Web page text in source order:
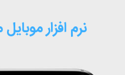
نرم افزار